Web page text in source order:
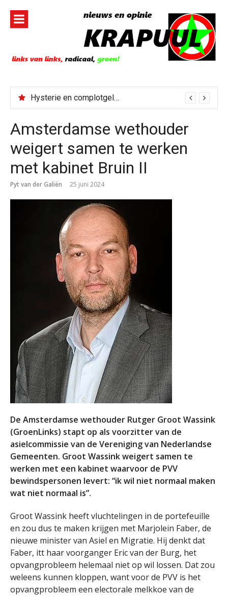
inhoud
Hysterie en complotgeleuter bij links én rechts na bestorming Spaanse enclave
Amsterdamse wethouder
weigert samen te werken
met kabinet Bruin II
Pyt van der Galiën 25 juni 2024
De Amsterdamse wethouder Rutger Groot Wassink
(GroenLinks) stapt op als voorzitter van de
asielcommissie van de Vereniging van Nederlandse
Gemeenten. Groot Wassink weigert samen te
werken met een kabinet waarvoor de PVV
bewindspersonen levert: “ik wil niet normaal maken
wat niet normaal is”.
Groot Wassink heeft vluchtelingen in de portefeuille
en zou dus te maken krijgen met Marjolein Faber, de
nieuwe minister van Asiel en Migratie. Hij denkt dat
Faber, itt haar voorganger Eric van der Burg, het
opvangprobleem helemaal niet op wil lossen. Dat zou
weleens kunnen kloppen, want voor de PVV is het
opvangprobleem een electorale melkkoe van de